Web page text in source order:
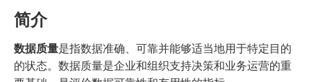
简介
数据质量是指数据准确、可靠并能够适当地用于特定目的
的状态。数据质量是企业和组织支持决策和业务运营的重